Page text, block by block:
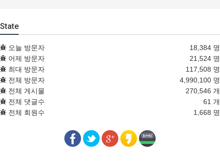
State
오늘 방문자
18,384 명
어제 방문자
21,524 명
최대 방문자
117,508 명
전체 방문자
4,990,100 명
전체 게시물
270,546 개
전체 댓글수
61 개
전체 회원수
1,668 명